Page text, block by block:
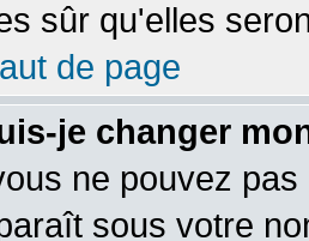
sûr qu'elles
de page
je changer
ne pouvez
sous votre